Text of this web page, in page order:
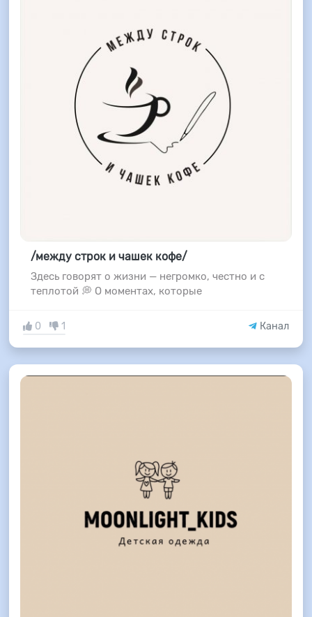
/между строк и чашек кофе/
Здесь говорят о жизни — негромко, честно и с
теплотой 💭 О моментах, которые
0 1 Канал